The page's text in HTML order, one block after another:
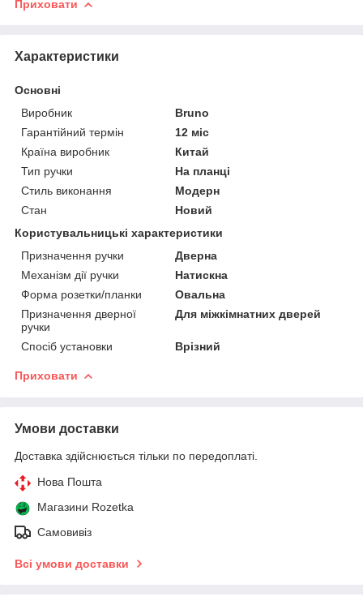
Приховати
Характеристики
Основні
Виробник
Bruno
Гарантійний термін
12 міс
Країна виробник
Китай
Тип ручки
На планці
Стиль виконання
Модерн
Стан
Новий
Користувальницькі характеристики
Призначення ручки
Дверна
Механізм дії ручки
Натискна
Форма розетки/планки
Овальна
Призначення дверної
ручки
Для міжкімнатних дверей
Спосіб установки Врізний
Приховати
Умови доставки
Доставка здійснюється тільки по передоплаті.
Нова Пошта
Магазини Rozetka
Самовивіз
Всі умови доставки